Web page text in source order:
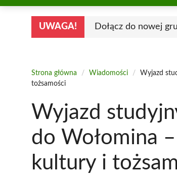
UWAGA! Dołącz do nowej
Strona główna / Wiadomości /
Wyjazd
tożsamości
Wyjazd
do Wołomina
kultury i